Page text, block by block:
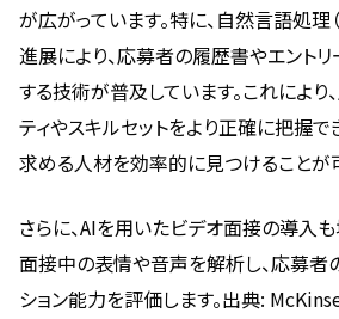
が広がっています。特に、自然言語処理
進展により、応募者の履歴書やエント
する技術が普及しています。これにより
ティやスキルセットをより正確に把握で
求める人材を効率的に見つけることが
さらに、AIを用いたビデオ面接の導入
面接中の表情や音声を解析し、応募者
ション能力を評価します。出典: